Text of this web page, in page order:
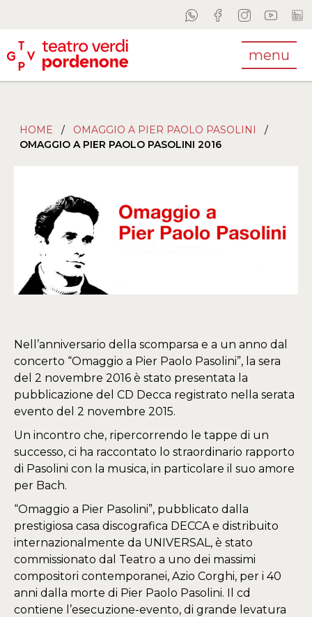
menu
HOME / OMAGGIO A PIER PAOLO PASOLINI
/
OMAGGIO A PIER PAOLO PASOLINI 2016
Nell’anniversario della scomparsa e a un anno dal
concerto “Omaggio a Pier Paolo Pasolini”, la sera
del 2 novembre 2016 è stato presentata la
pubblicazione del CD Decca registrato nella serata
evento del 2 novembre 2015.
Un incontro che, ripercorrendo le tappe di un
successo, ci ha raccontato lo straordinario rapporto
di Pasolini con la musica, in particolare il suo amore
per Bach.
“Omaggio a Pier Pasolini”, pubblicato dalla
prestigiosa casa discografica DECCA e distribuito
internazionalmente da UNIVERSAL, è stato
commissionato dal Teatro a uno dei massimi
compositori contemporanei, Azio Corghi, per i 40
anni dalla morte di Pier Paolo Pasolini. Il cd
contiene l’esecuzione-evento, di grande levatura